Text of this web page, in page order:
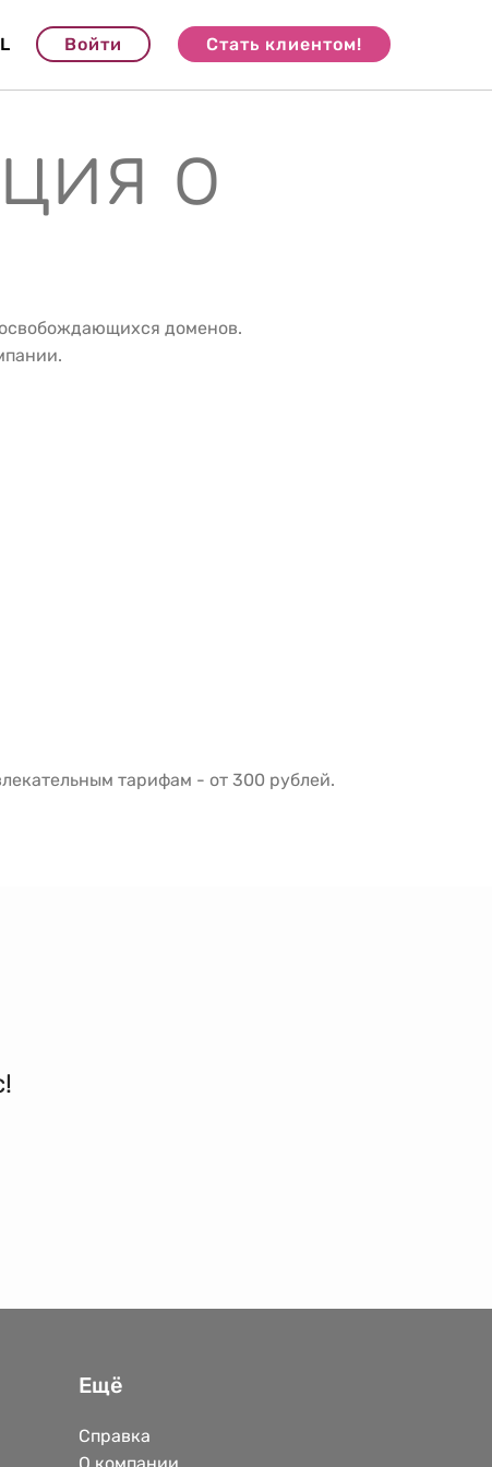
Войти Стать клиентом!
о
доменов.
тарифам - от 300 рублей.
Ещё
Справка